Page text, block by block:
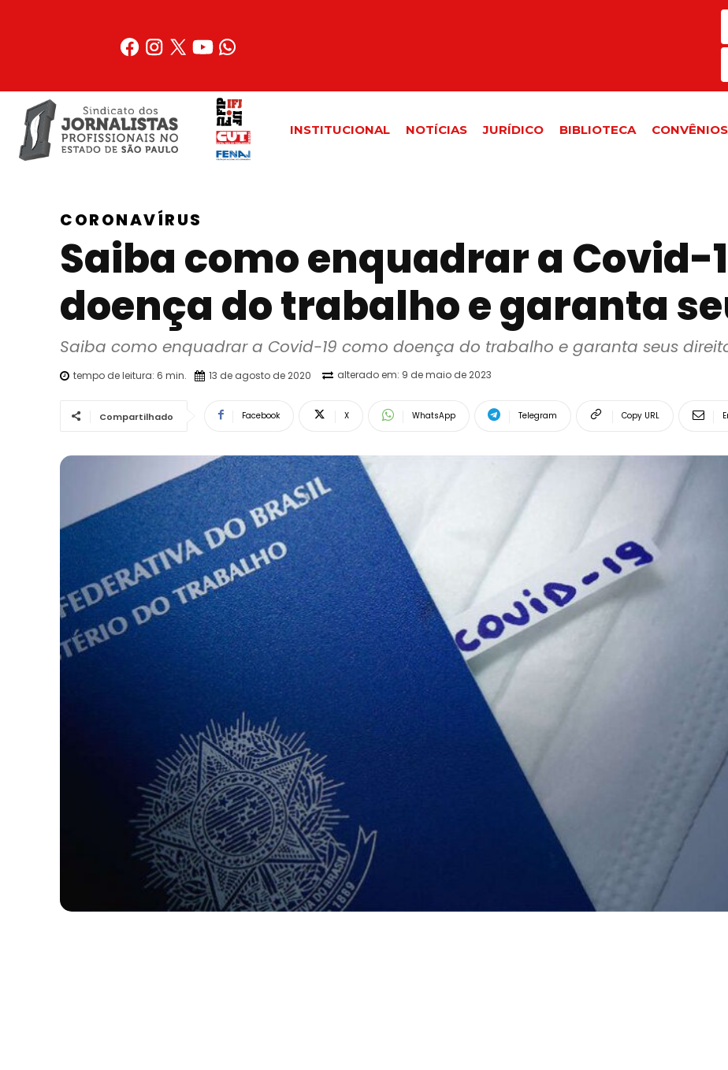
INSTITUCIONAL NOTÍCIAS JURÍDICO BIBLIOTECA CONVÊNIOS
CORONAVÍRUS
Saiba como enquadrar a Covid-
doença do trabalho e garanta
Saiba como enquadrar a Covid-19 como doença do trabalho e garanta seus
tempo de leitura: 6 min. 13 de agosto de 2020 alterado em: 9 de maio de 2023
Compartilhado Facebook X WhatsApp Telegram Copy URL